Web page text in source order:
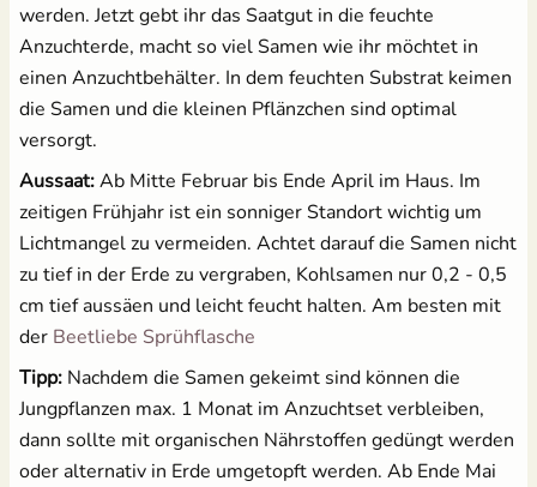
werden. Jetzt gebt ihr das Saatgut in die feuchte
Anzuchterde, macht so viel Samen wie ihr möchtet in
einen Anzuchtbehälter. In dem feuchten Substrat keimen
die Samen und die kleinen Pflänzchen sind optimal
versorgt.
Aussaat:Ab Mitte Februar bis Ende April im Haus. Im
zeitigen Frühjahr ist ein sonniger Standort wichtig um
Lichtmangel zu vermeiden. Achtet darauf die Samen nicht
zu tief in der Erde zu vergraben, Kohlsamen nur 0,2 - 0,5
cm tief aussäen und leicht feucht halten. Am besten mit
der Beetliebe Sprühflasche
Tipp: Nachdem die Samen gekeimt sind können die
Jungpflanzen max. 1 Monat im Anzuchtset verbleiben,
dann sollte mit organischen Nährstoffen gedüngt werden
oder alternativ in Erde umgetopft werden. Ab Ende Mai